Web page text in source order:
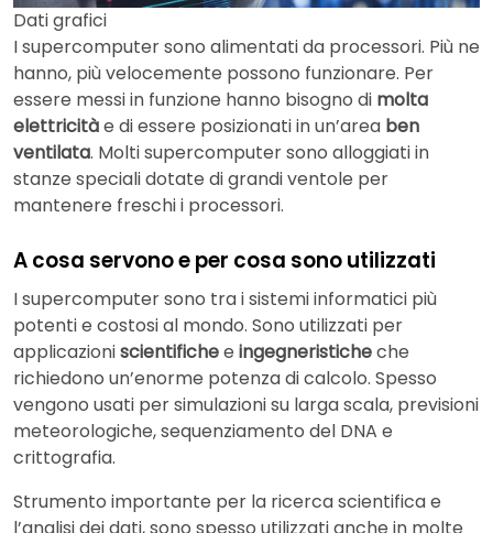
Dati grafici
I supercomputer sono alimentati da processori. Più ne
hanno, più velocemente possono funzionare. Per
essere messi in funzione hanno bisogno di molta
elettricitàe di essere posizionati in un’area ben
ventilata. Molti supercomputer sono alloggiati in
stanze speciali dotate di grandi ventole per
mantenere freschi i processori.
A cosa servono e per cosa sono utilizzati
I supercomputer sono tra i sistemi informatici più
potenti e costosi al mondo. Sono utilizzati per
applicazioniscientifichee ingegneristicheche
richiedono un’enorme potenza di calcolo. Spesso
vengono usati per simulazioni su larga scala, previsioni
meteorologiche, sequenziamento del DNA e
crittografia.
Strumento importante per la ricerca scientifica e